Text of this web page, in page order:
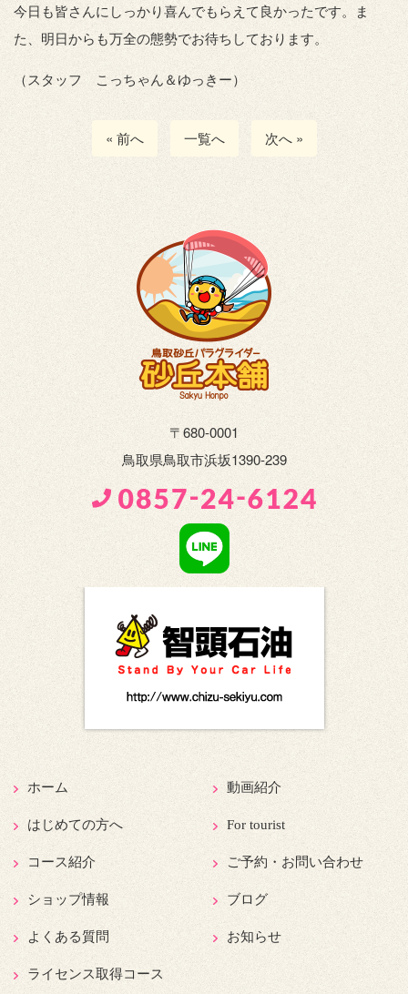
今日も皆さんにしっかり喜んでもらえて良かったです。ま
た、明日からも万全の態勢でお待ちしております。
（スタッフ こっちゃん＆ゆっきー）
« 前へ 一覧へ 次へ »
〒680-0001
鳥取県鳥取市浜坂1390-239
ホーム
はじめての方へ
コース紹介
ショップ情報
よくある質問
ライセンス取得コース
動画紹介
For tourist
ご予約・お問い合わせ
ブログ
お知らせ